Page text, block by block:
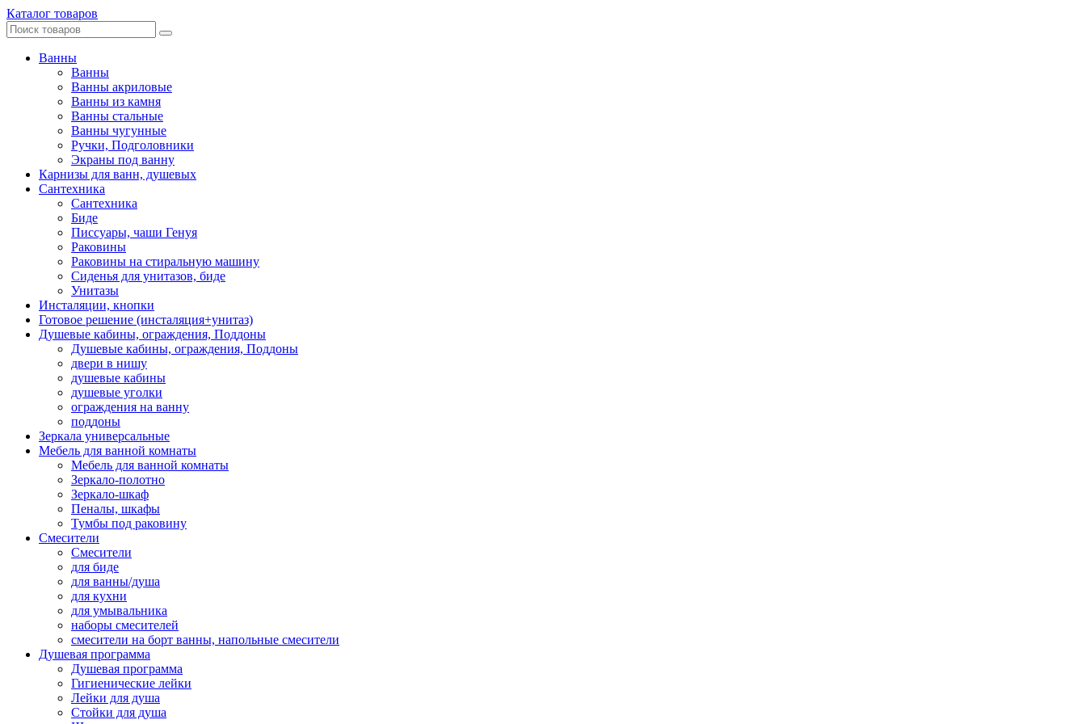
Каталог товаров
Ванны
Ванны
Ванны акриловые
Ванны из камня
Ванны стальные
Ванны чугунные
Ручки, Подголовники
Экраны под ванну
Карнизы для ванн, душевых
Сантехника
Сантехника
Биде
Писсуары, чаши Генуя
Раковины
Раковины на стиральную машину
Сиденья для унитазов, биде
Унитазы
Инсталяции, кнопки
Готовое решение (инсталяция+унитаз)
Душевые кабины, ограждения, Поддоны
Душевые кабины, ограждения, Поддоны
двери в нишу
душевые кабины
душевые уголки
ограждения на ванну
поддоны
Зеркала универсальные
Мебель для ванной комнаты
Мебель для ванной комнаты
Зеркало-полотно
Зеркало-шкаф
Пеналы, шкафы
Тумбы под раковину
Смесители
Смесители
для биде
для ванны/душа
для кухни
для умывальника
наборы смесителей
смесители на борт ванны, напольные смесители
Душевая программа
Душевая программа
Гигиенические лейки
Лейки для душа
Стойки для душа